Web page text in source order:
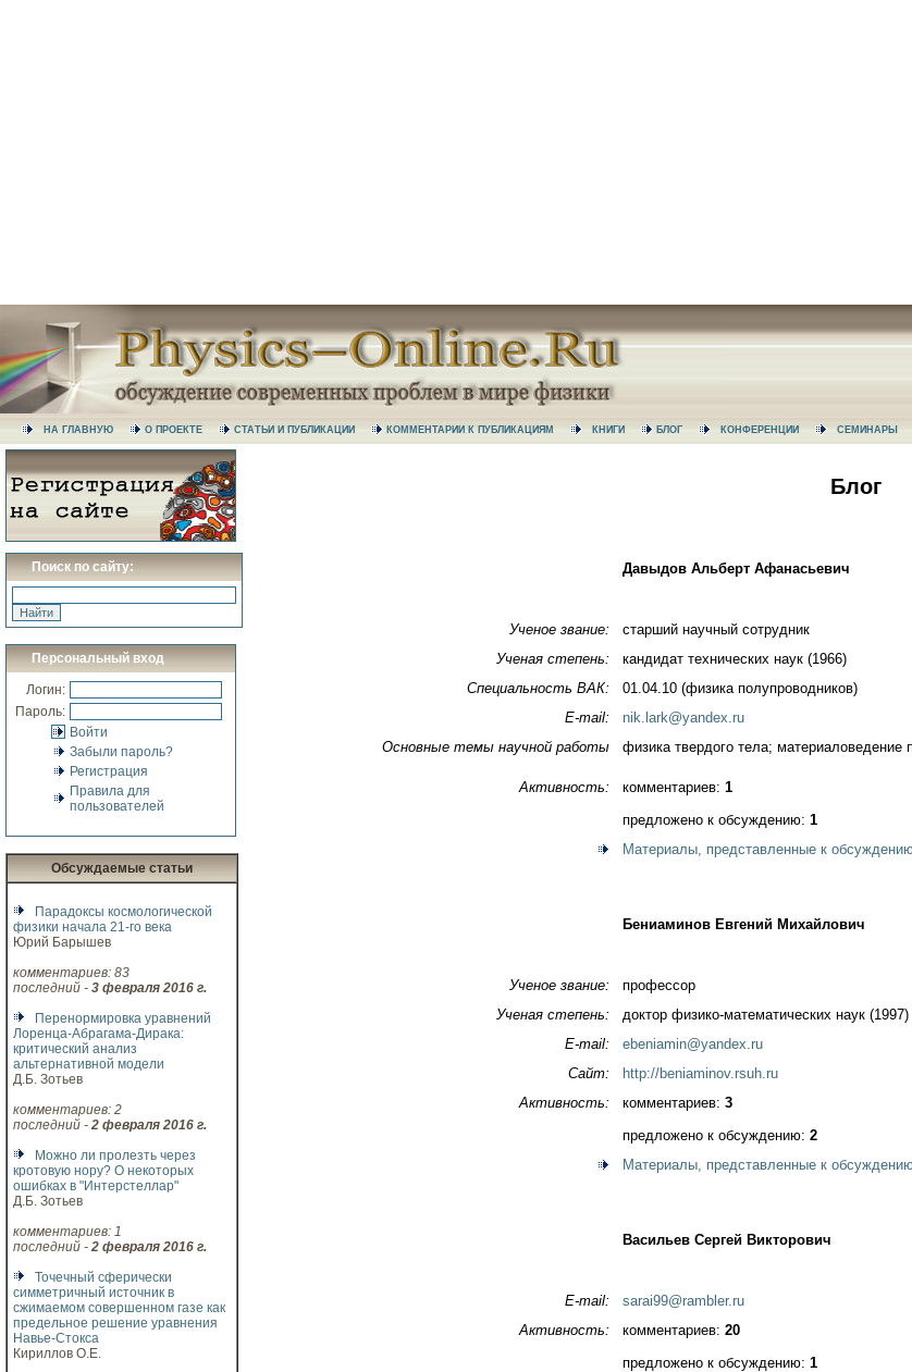
НА ГЛАВНУЮ О ПРОЕКТЕ СТАТЬИ И ПУБЛИКАЦИИ КОММЕНТАРИИ К ПУБЛИКАЦИЯМ КНИГИ БЛОГ КОНФЕРЕНЦИИ СЕМИНАРЫ
Блог
Поиск по сайту:
Персональный вход
Логин:
Пароль:
Войти
Забыли пароль?
Регистрация
Правила для
пользователей
Обсуждаемые статьи
Парадоксы космологической
физики начала 21-го века
Юрий Барышев
комментариев: 83
последний - 3 февраля 2016 г.
Перенормировка уравнений
Лоренца-Абрагама-Дирака:
критический анализ
альтернативной модели
Д.Б. Зотьев
комментариев: 2
последний - 2 февраля 2016 г.
Можно ли пролезть через
кротовую нору? О некоторых
ошибках в "Интерстеллар"
Д.Б. Зотьев
комментариев: 1
последний - 2 февраля 2016 г.
Точечный сферически
симметричный источник в
сжимаемом совершенном газе как
предельное решение уравнения
Навье-Стокса
Кириллов О.Е.
Давыдов Альберт Афанасьевич
Ученое звание:
старший научный сотрудник
Ученая степень:
кандидат технических наук (1966)
Специальность ВАК:
01.04.10 (физика полупроводников)
E-mail:
nik.lark@yandex.ru
Основные темы научной работы
физика твердого тела; материаловедение
Активность: комментариев: 1
предложено к обсуждению: 1
Материалы, представленные к
Бениаминов Евгений Михайлович
Ученое звание:
профессор
Ученая степень:
доктор физико-математических наук (1997)
E-mail:
ebeniamin@yandex.ru
Сайт:
http://beniaminov.rsuh.ru
Активность:
комментариев: 3
предложено к обсуждению: 2
Материалы, представленные к
Васильев Сергей Викторович
E-mail:
sarai99@rambler.ru
Активность:
комментариев: 20
предложено к обсуждению: 1